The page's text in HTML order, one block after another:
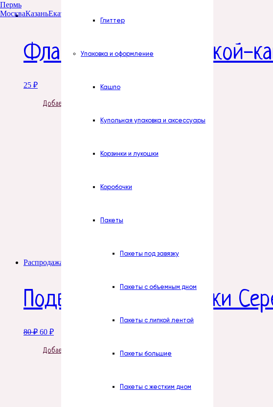
Глиттер
Упаковка и оформление
Кашпо
Купольная упаковка и аксессуары
Корзинки и лукошки
Коробочки
Пакеты
Пакеты под завязку
Пакеты с объемным дном
Пакеты с липкой лентой
Пакеты большие
Пакеты с жестким дном
Пермь
МоскваКазаньЕкатеринбург
Флакон 50 мл с крашкой-
25 ₽
Добавить в корзину
Распродажа!
Подвеска Колокольчики
80₽ Original
was:
60 ₽Current
is:
Добавить в корзину